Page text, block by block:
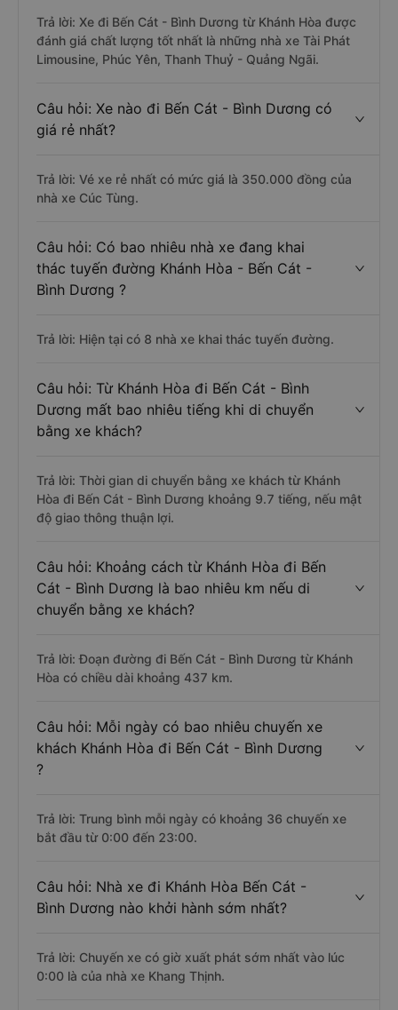
Trả lời: Xe đi Bến Cát - Bình Dương từ Khánh Hòa được
đánh giá chất lượng tốt nhất là những nhà xe Tài Phát
Limousine, Phúc Yên, Thanh Thuỷ - Quảng Ngãi.
Câu hỏi: Xe nào đi Bến Cát - Bình Dương có
giá rẻ nhất?
Trả lời: Vé xe rẻ nhất có mức giá là 350.000 đồng của
nhà xe Cúc Tùng.
Câu hỏi: Có bao nhiêu nhà xe đang khai
thác tuyến đường Khánh Hòa - Bến Cát -
Bình Dương ?
Trả lời: Hiện tại có 8 nhà xe khai thác tuyến đường.
Câu hỏi: Từ Khánh Hòa đi Bến Cát - Bình
Dương mất bao nhiêu tiếng khi di chuyển
bằng xe khách?
Trả lời: Thời gian di chuyển bằng xe khách từ Khánh
Hòa đi Bến Cát - Bình Dương khoảng 9.7 tiếng, nếu mật
độ giao thông thuận lợi.
Câu hỏi: Khoảng cách từ Khánh Hòa đi Bến
Cát - Bình Dương là bao nhiêu km nếu di
chuyển bằng xe khách?
Trả lời: Đoạn đường đi Bến Cát - Bình Dương từ Khánh
Hòa có chiều dài khoảng 437 km.
Câu hỏi: Mỗi ngày có bao nhiêu chuyến xe
khách Khánh Hòa đi Bến Cát - Bình Dương
?
Trả lời: Trung bình mỗi ngày có khoảng 36 chuyến xe
bắt đầu từ 0:00 đến 23:00.
Câu hỏi: Nhà xe đi Khánh Hòa Bến Cát -
Bình Dương nào khởi hành sớm nhất?
Trả lời: Chuyến xe có giờ xuất phát sớm nhất vào lúc
0:00 là của nhà xe Khang Thịnh.